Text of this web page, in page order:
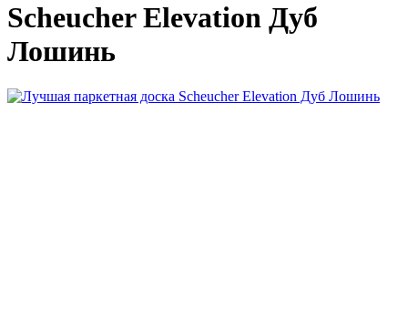
Scheucher Elevation Дуб
Лошинь